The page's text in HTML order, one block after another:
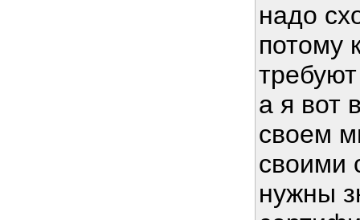
надо
потому
требуют
а я вот
своем
своими
нужны